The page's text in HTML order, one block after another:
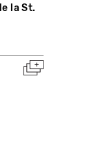
la St.